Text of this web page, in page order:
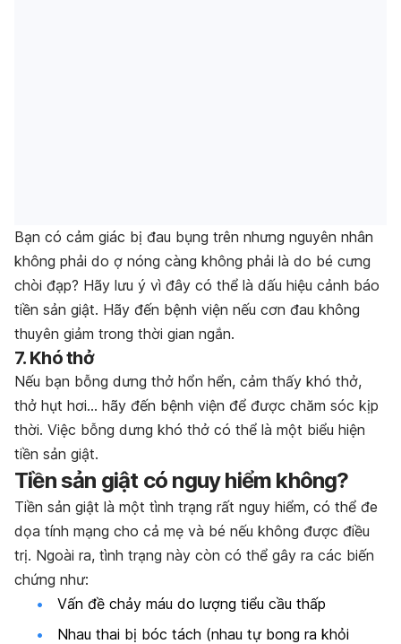
Bạn có cảm giác bị đau bụng trên nhưng nguyên nhân
không phải do ợ nóng càng không phải là do bé cưng
chòi đạp? Hãy lưu ý vì đây có thể là dấu hiệu cảnh báo
tiền sản giật. Hãy đến bệnh viện nếu cơn đau không
thuyên giảm trong thời gian ngắn.
7. Khó thở
Nếu bạn bỗng dưng thở hổn hển, cảm thấy khó thở,
thở hụt hơi… hãy đến bệnh viện để được chăm sóc kịp
thời. Việc bỗng dưng khó thở có thể là một biểu hiện
tiền sản giật.
Tiền sản giật có nguy hiểm không?
Tiền sản giật là một tình trạng rất nguy hiểm, có thể đe
dọa tính mạng cho cả mẹ và bé nếu không được điều
trị. Ngoài ra, tình trạng này còn có thể gây ra các biến
chứng như:
Vấn đề chảy máu do lượng tiểu cầu thấp
Nhau thai bị bóc tách (nhau tự bong ra khỏi